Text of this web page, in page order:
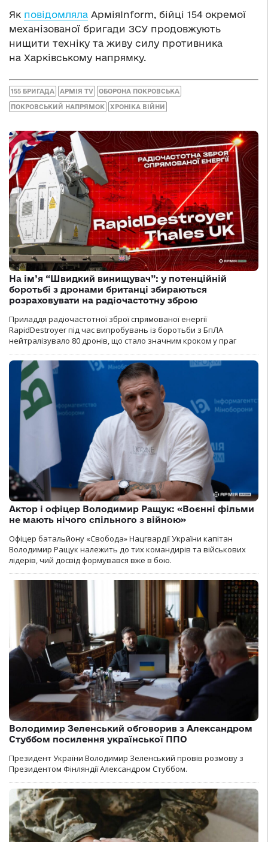
Як повідомляла АрміяInform, бійці 154 окремої
механізованої бригади ЗСУ продовжують
нищити техніку та живу силу противника
на Харківському напрямку.
155 БРИГАДА АРМІЯ TV ОБОРОНА ПОКРОВСЬКА
ПОКРОВСЬКИЙ НАПРЯМОК ХРОНІКА ВІЙНИ
На ім’я “Швидкий винищувач”: у потенційній
боротьбі з дронами британці збираються
розраховувати на радіочастотну зброю
Приладдя радіочастотної зброї спрямованої енергії
RapidDestroyer під час випробувань із боротьби з БпЛА
нейтралізувало 80 дронів, що стало значним кроком у праг
Актор і офіцер Володимир Ращук: «Воєнні фільми
не мають нічого спільного з війною»
Офіцер батальйону «Свобода» Нацгвардії України капітан
Володимир Ращук належить до тих командирів та військових
лідерів, чий досвід формувався вже в бою.
Володимир Зеленський обговорив з Александром
Стуббом посилення української ППО
Президент України Володимир Зеленський провів розмову з
Президентом Фінляндії Александром Стуббом.